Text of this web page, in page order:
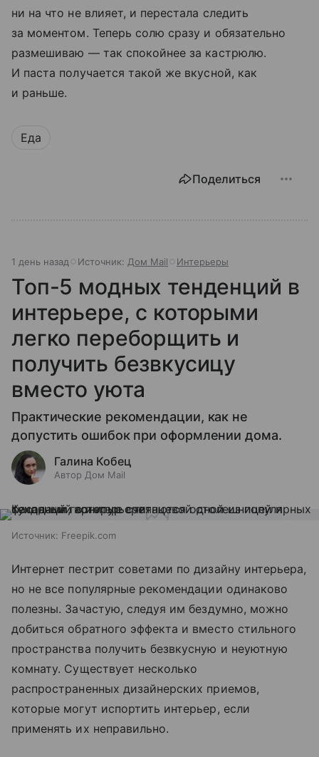
ни на что не влияет, и перестала следить
за моментом. Теперь солю сразу и обязательно
размешиваю — так спокойнее за кастрюлю.
И паста получается такой же вкусной, как
и раньше.
Еда
Поделиться
1 день назад Источник: Дом Mail Интерьеры
Топ-5 модных тенденций в
интерьере, с которыми
легко переборщить и
получить безвкусицу
вместо уюта
Практические рекомендации, как не
допустить ошибок при оформлении дома.
Галина Кобец
Автор Дом Mail
Источник: Freepik.com
Интернет пестрит советами по дизайну интерьера,
но не все популярные рекомендации одинаково
полезны. Зачастую, следуя им бездумно, можно
добиться обратного эффекта и вместо стильного
пространства получить безвкусную и неуютную
комнату. Существует несколько
распространенных дизайнерских приемов,
которые могут испортить интерьер, если
применять их неправильно.